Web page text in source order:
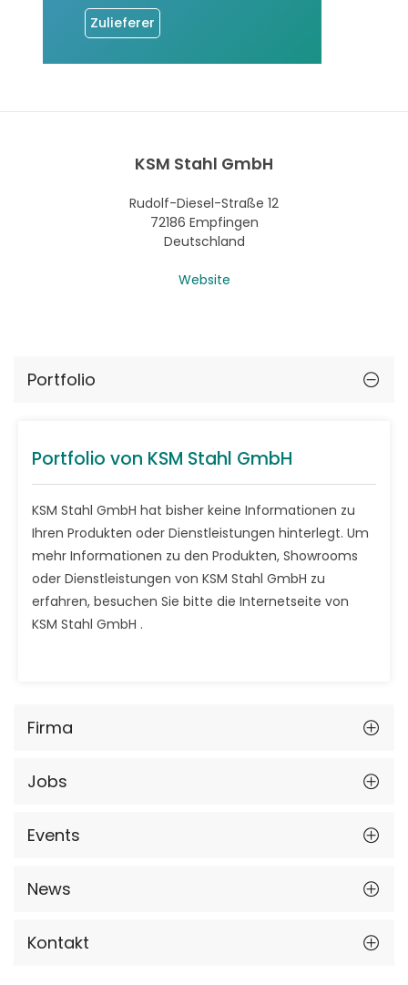
Zulieferer
KSM Stahl GmbH
Rudolf-Diesel-Straße 12
72186 Empfingen
Deutschland
Website
Portfolio
Portfolio von KSM Stahl GmbH
KSM Stahl GmbH hat bisher keine Informationen zu
Ihren Produkten oder Dienstleistungen hinterlegt. Um
mehr Informationen zu den Produkten, Showrooms
oder Dienstleistungen von KSM Stahl GmbH zu
erfahren, besuchen Sie bitte die Internetseite von
KSM Stahl GmbH .
Firma
Jobs
Events
News
Kontakt